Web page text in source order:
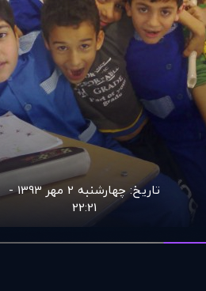
تاریخ:
چهارشنبه 2 مهر 1393 -
22:21